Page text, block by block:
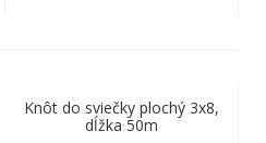
Knôt do sviečky plochý 3x8,
dĺžka 50m